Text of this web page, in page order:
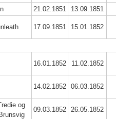
21.02.1851
13.09.1851
17.09.1851 15.01.1852
16.01.1852 11.02.1852
14.02.1852 06.03.1852
og
09.03.1852 26.05.1852